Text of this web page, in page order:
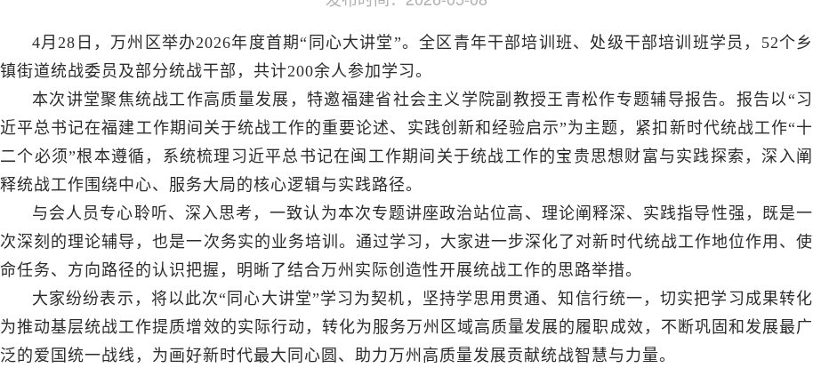
4月28日，万州区举办2026年度首期“同心大讲堂”。全区青年干部培训班、处级干部培训班学员，52个乡
镇街道统战委员及部分统战干部，共计200余人参加学习。
本次讲堂聚焦统战工作高质量发展，特邀福建省社会主义学院副教授王青松作专题辅导报告。报告以“习
近平总书记在福建工作期间关于统战工作的重要论述、实践创新和经验启示”为主题，紧扣新时代统战工作“十
二个必须”根本遵循，系统梳理习近平总书记在闽工作期间关于统战工作的宝贵思想财富与实践探索，深入阐
释统战工作围绕中心、服务大局的核心逻辑与实践路径。
与会人员专心聆听、深入思考，一致认为本次专题讲座政治站位高、理论阐释深、实践指导性强，既是一
次深刻的理论辅导，也是一次务实的业务培训。通过学习，大家进一步深化了对新时代统战工作地位作用、使
命任务、方向路径的认识把握，明晰了结合万州实际创造性开展统战工作的思路举措。
大家纷纷表示，将以此次“同心大讲堂”学习为契机，坚持学思用贯通、知信行统一，切实把学习成果转化
为推动基层统战工作提质增效的实际行动，转化为服务万州区域高质量发展的履职成效，不断巩固和发展最广
泛的爱国统一战线，为画好新时代最大同心圆、助力万州高质量发展贡献统战智慧与力量。